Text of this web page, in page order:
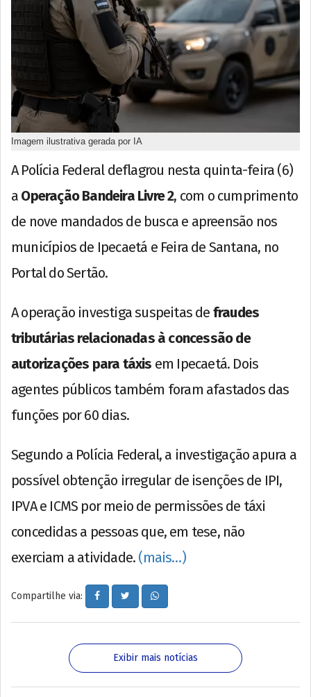
Imagem ilustrativa gerada por IA
A Polícia Federal deflagrou nesta quinta-feira (6)
a Operação Bandeira Livre 2, com o cumprimento
de nove mandados de busca e apreensão nos
municípios de Ipecaetá e Feira de Santana, no
Portal do Sertão.
A operação investiga suspeitas de fraudes
tributárias relacionadas à concessão de
autorizações para táxis em Ipecaetá. Dois
agentes públicos também foram afastados das
funções por 60 dias.
Segundo a Polícia Federal, a investigação apura a
possível obtenção irregular de isenções de IPI,
IPVA e ICMS por meio de permissões de táxi
concedidas a pessoas que, em tese, não
exerciam a atividade. (mais…)
Compartilhe via:
Exibir mais notícias